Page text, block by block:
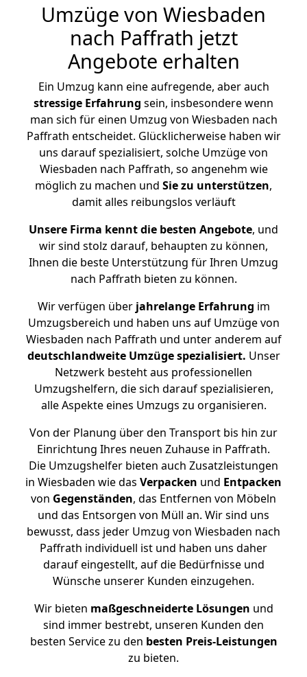
Umzüge von Wiesbaden
nach Paffrath jetzt
Angebote erhalten
Ein Umzug kann eine aufregende, aber auch
stressige Erfahrung sein, insbesondere wenn
man sich für einen Umzug von Wiesbaden nach
Paffrath entscheidet. Glücklicherweise haben wir
uns darauf spezialisiert, solche Umzüge von
Wiesbaden nach Paffrath, so angenehm wie
möglich zu machen und Sie zu unterstützen,
damit alles reibungslos verläuft
Unsere Firma kennt die besten Angebote, und
wir sind stolz darauf, behaupten zu können,
Ihnen die beste Unterstützung für Ihren Umzug
nach Paffrath bieten zu können.
Wir verfügen überjahrelange Erfahrung im
Umzugsbereich und haben uns auf Umzüge von
Wiesbaden nach Paffrath und unter anderem auf
deutschlandweite Umzüge spezialisiert. Unser
Netzwerk besteht aus professionellen
Umzugshelfern, die sich darauf spezialisieren,
alle Aspekte eines Umzugs zu organisieren.
Von der Planung über den Transport bis hin zur
Einrichtung Ihres neuen Zuhause in Paffrath.
Die Umzugshelfer bieten auch Zusatzleistungen
in Wiesbaden wie das Verpacken und Entpacken
von Gegenständen, das Entfernen von Möbeln
und das Entsorgen von Müll an. Wir sind uns
bewusst, dass jeder Umzug von Wiesbaden nach
Paffrath individuell ist und haben uns daher
darauf eingestellt, auf die Bedürfnisse und
Wünsche unserer Kunden einzugehen.
Wir bieten maßgeschneiderte Lösungen und
sind immer bestrebt, unseren Kunden den
besten Service zu den besten Preis-Leistungen
zu bieten.